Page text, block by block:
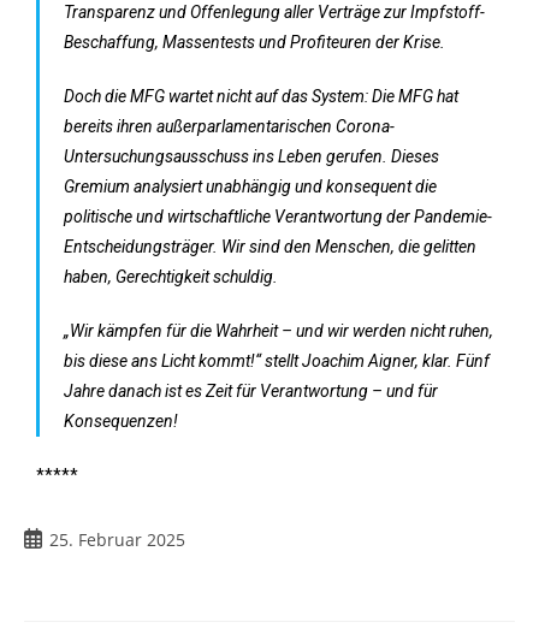
Transparenz und Offenlegung aller Verträge zur Impfstoff-
Beschaffung, Massentests und Profiteuren der Krise.
Doch die MFG wartet nicht auf das System: Die MFG hat
bereits ihren außerparlamentarischen Corona-
Untersuchungsausschuss ins Leben gerufen. Dieses
Gremium analysiert unabhängig und konsequent die
politische und wirtschaftliche Verantwortung der Pandemie-
Entscheidungsträger. Wir sind den Menschen, die gelitten
haben, Gerechtigkeit schuldig.
„Wir kämpfen für die Wahrheit – und wir werden nicht ruhen,
bis diese ans Licht kommt!“ stellt Joachim Aigner, klar. Fünf
Jahre danach ist es Zeit für Verantwortung – und für
Konsequenzen!
*****
25. Februar 2025